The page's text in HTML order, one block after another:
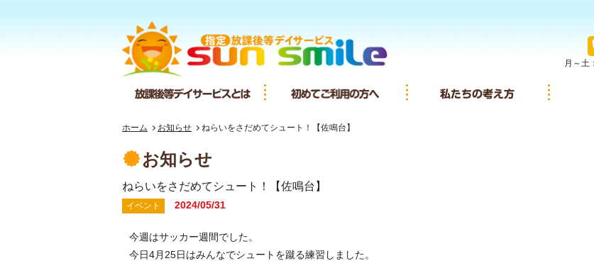
月～土
放課後等デイサービスとは 初めてご利用の方へ 私たちの
ホーム お知らせ ねらいをさだめてシュート！【佐鳴台】
お知らせ
ねらいをさだめてシュート！【佐鳴台】
イベント 2024/05/31
今週はサッカー週間でした。
今日4月25日はみんなでシュートを蹴る練習しました。